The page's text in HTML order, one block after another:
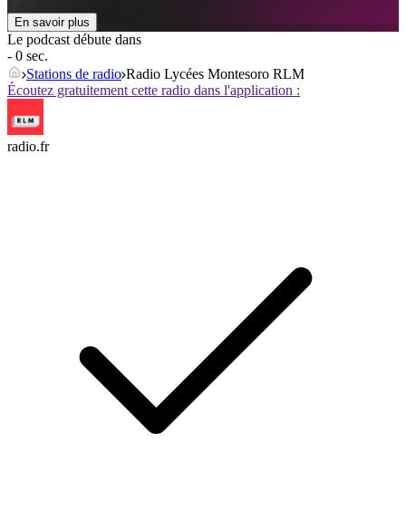
En savoir plus
Le podcast débute dans
- 0 sec.
Stations de radio Radio Lycées Montesoro RLM
Écoutez gratuitement cette radio dans l'application :
radio.fr